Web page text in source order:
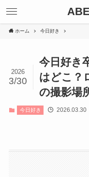
ホーム 今日好き
今日好き
はどこ？
の撮影場
2026
3/30
今日好き 2026.03.30